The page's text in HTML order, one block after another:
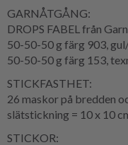
GARNÅTGÅNG:
DROPS FABEL från
50-50-50 g färg 903,
50-50-50 g färg 153,
STICKFASTHET:
26 maskor på bredden
slätstickning = 10 x 10
STICKOR: